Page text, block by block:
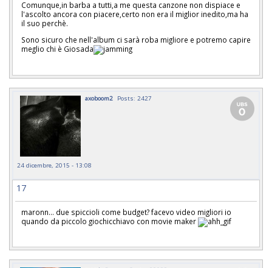
Comunque,in barba a tutti,a me questa canzone non dispiace e
l'ascolto ancora con piacere,certo non era il miglior inedito,ma ha
il suo perchè.
Sono sicuro che nell'album ci sarà roba migliore e potremo capire
meglio chi è Giosada
axoboom2 Posts: 2427
24 dicembre, 2015 - 13:08
17
maronn... due spiccioli come budget? facevo video migliori io
quando da piccolo giochicchiavo con movie maker